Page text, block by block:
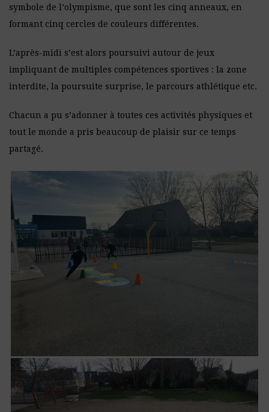
symbole de l’olympisme, que sont les cinq anneaux, en
formant cinq cercles de couleurs différentes.
L’après-midi s’est alors poursuivi autour de jeux
impliquant de multiples compétences sportives : la zone
interdite, la poursuite surprise, le parcours athlétique etc.
Chacun a pu s’adonner à toutes ces activités physiques et
tout le monde a pris beaucoup de plaisir sur ce temps
partagé.